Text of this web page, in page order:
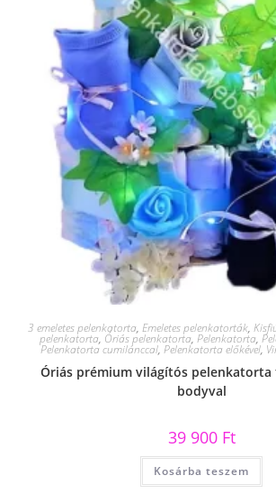
3 emeletes pelenkatorta, Emeletes pelenkatorták,
pelenkatorta, Óriás pelenkatorta, Pelenkatorta,
Pelenkatorta cumilánccal, Pelenkatorta előkével,
Óriás prémium világítós pelenkatorta
bodyval
39 900 Ft
Kosárba teszem